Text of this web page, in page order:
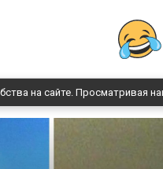
на сайте. Просматривая